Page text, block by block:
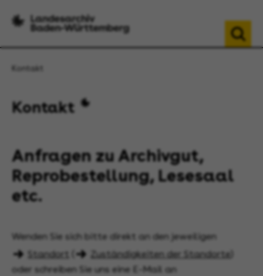
Kontakt
Kontakt
Anfragen zu Archivgut,
Reprobestellung, Lesesaal
etc.
Wenden Sie sich bitte direkt an den jeweiligen
Standort
Zuständigkeiten der Standorte
oder schreiben Sie uns eine E-Mail an